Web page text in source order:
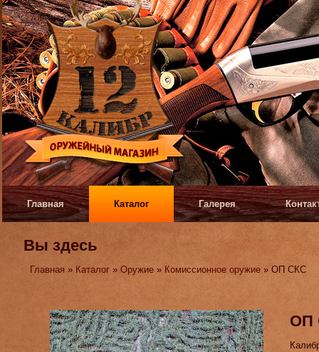
Главная Каталог Галерея
Вы здесь
Главная » Каталог »Оружие » Комиссионное оружие » ОП СКС
ОП